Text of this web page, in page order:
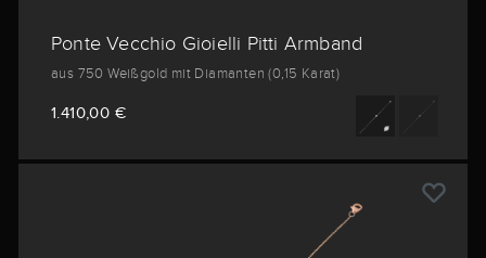
Ponte Vecchio Gioielli Pitti Armband
aus 750 Weißgold mit Diamanten (0,15 Karat)
1.410,00 €